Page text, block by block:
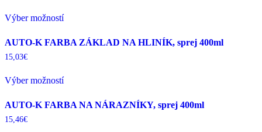
chosen
Výber možností
multiple
chosen
AUTO-K FARBA ZÁKLAD NA HLINÍK, sprej 400ml
15,03€
Výber možností
multiple
AUTO-K FARBA NA NÁRAZNÍKY, sprej 400ml
15,46€